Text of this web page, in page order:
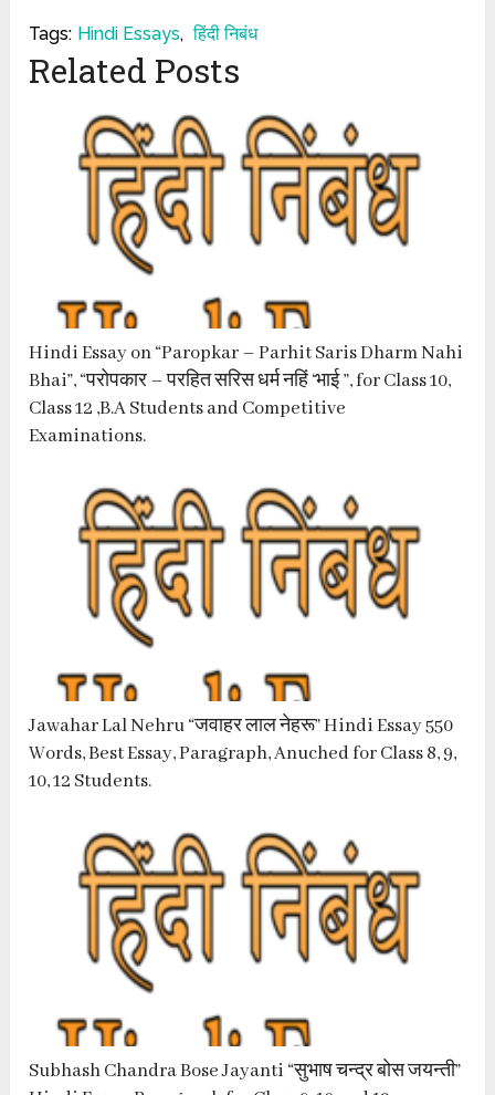
Tags: Hindi Essays, हिंदी निबंध
Related Posts
Hindi Essay on “Paropkar – Parhit Saris Dharm Nahi
Bhai”, “परोपकार – परहित सरिस धर्म नहिं ‘भाई ”, for Class 10,
Class 12 ,B.A Students and Competitive
Examinations.
Jawahar Lal Nehru “जवाहर लाल नेहरू” Hindi Essay 550
Words, Best Essay, Paragraph, Anuched for Class 8, 9,
10, 12 Students.
Subhash Chandra Bose Jayanti “सुभाष चन्द्र बोस जयन्ती”